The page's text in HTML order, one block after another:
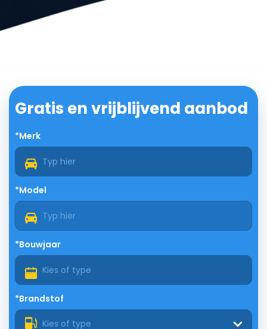
Gratis en vrijblijvend aanbod
*Merk
*Model
*Bouwjaar
*Brandstof
Kies of type